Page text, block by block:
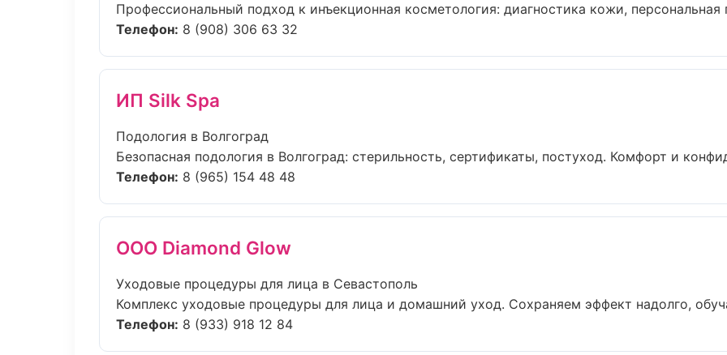
Профессиональный подход к инъекционная косметология: диагностика кожи, персональная
Телефон: 8 (908) 306 63 32
ИП Silk Spa
Подология в Волгоград
Безопасная подология в Волгоград: стерильность, сертификаты, постуход. Комфорт и
Телефон: 8 (965) 154 48 48
ООО Diamond Glow
Уходовые процедуры для лица в Севастополь
Комплекс уходовые процедуры для лица и домашний уход. Сохраняем эффект надолго,
Телефон: 8 (933) 918 12 84